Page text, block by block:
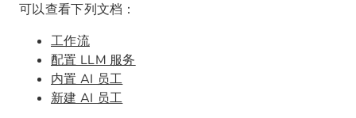
可以查看下列文档：
工作流
配置 LLM 服务
内置 AI 员工
新建 AI 员工